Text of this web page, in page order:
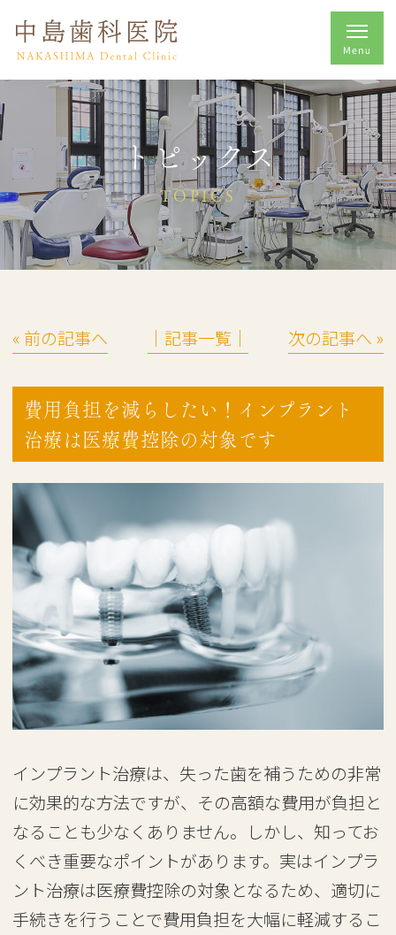
トピックス
TOPICS
« 前の記事へ │記事一覧│ 次の記事へ »
費用負担を減らしたい！インプラント
治療は医療費控除の対象です
インプラント治療は、失った歯を補うための非常
に効果的な方法ですが、その高額な費用が負担と
なることも少なくありません。しかし、知ってお
くべき重要なポイントがあります。実はインプラ
ント治療は医療費控除の対象となるため、適切に
手続きを行うことで費用負担を大幅に軽減するこ